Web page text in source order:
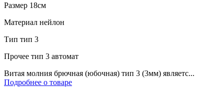
Размер 18см
Материал нейлон
Тип тип 3
Прочее тип 3 автомат
Витая молния брючная (юбочная) тип 3 (3мм) являетс...
Подробнее о товаре